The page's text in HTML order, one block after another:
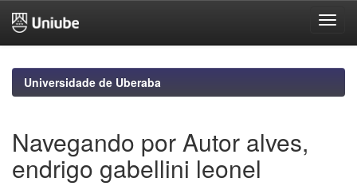
navigationUniversidade de Uberaba
Navegando por Autor alves,
endrigo gabellini leonel